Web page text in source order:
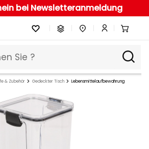
bei Newsletteranmeldung
& Zubehör Gedeckter Tisch Lebensmittelaufbewahrung